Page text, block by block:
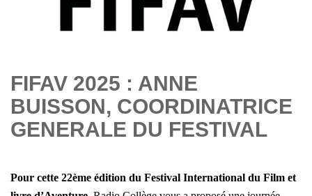
FIFAV 2025 : ANNE
BUISSON, COORDINATRICE
GENERALE DU FESTIVAL
Pour cette 22ème édition du Festival International du Film et